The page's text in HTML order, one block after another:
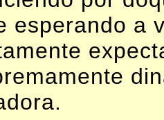
esperando a